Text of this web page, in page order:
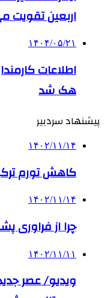
اربعین
۱۴۰۴/۰۵/۲۱
اطلاعات
هک شد
پیشنهاد سردبیر
۱۴۰۲/۱۱/۱۴
کاهش تورم ترکیه رکورد
۱۴۰۲/۱۱/۱۴
چرا از فراوری
۱۴۰۲/۱۱/۱۱
ویدیو/ عصر جدید